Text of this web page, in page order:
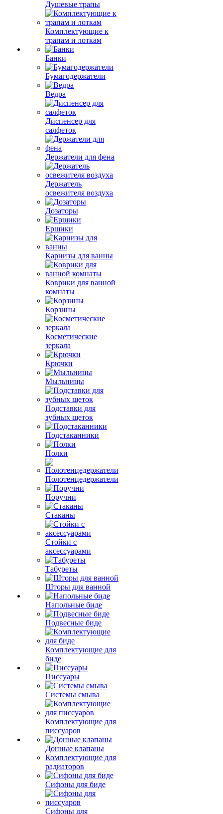
Душевые трапы
Комплектующие к
трапам и лоткам
Банки
Бумагодержатели
Ведра
Диспенсер для
салфеток
Держатели для фена
Держатель
освежителя воздуха
Дозаторы
Ершики
Карнизы для ванны
Коврики для ванной
комнаты
Корзины
Косметические
зеркала
Крючки
Мыльницы
Подставки для
зубных щеток
Подстаканники
Полки
Полотенцедержатели
Поручни
Стаканы
Стойки с
аксессуарами
Табуреты
Шторы для ванной
Напольные биде
Подвесные биде
Комплектующие для
биде
Писсуары
Системы смыва
Комплектующие для
писсуаров
Донные клапаны
Комплектующие для
радиаторов
Сифоны для биде
Сифоны для